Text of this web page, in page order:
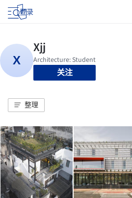
登录
关注
整理